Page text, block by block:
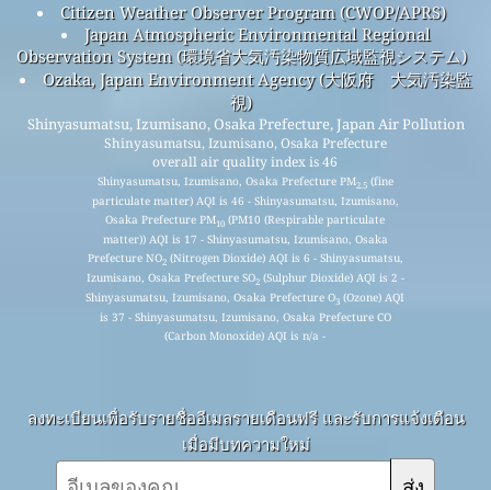
Citizen Weather Observer Program (CWOP/APRS)
Japan Atmospheric Environmental Regional
Observation System (環境省大気汚染物質広域監視システム)
Ozaka, Japan Environment Agency (大阪府 大気汚染監
視)
Shinyasumatsu, Izumisano, Osaka Prefecture, Japan Air Pollution
Shinyasumatsu, Izumisano, Osaka Prefecture
overall air quality index is 46
Shinyasumatsu, Izumisano, Osaka Prefecture PM2.5(fine
particulate matter) AQI is 46 - Shinyasumatsu, Izumisano,
Osaka Prefecture PM10 (PM10 (Respirable particulate
matter)) AQI is 17 - Shinyasumatsu, Izumisano, Osaka
Prefecture NO2(Nitrogen Dioxide) AQI is 6 - Shinyasumatsu,
Izumisano, Osaka Prefecture SO2(Sulphur Dioxide) AQI is 2 -
Shinyasumatsu, Izumisano, Osaka Prefecture O3 (Ozone) AQI
is 37 - Shinyasumatsu, Izumisano, Osaka Prefecture CO
(Carbon Monoxide) AQI is n/a -
ลงทะเบียนเพื่อรับรายชื่ออีเมลรายเดือนฟรี และรับการแจ้งเตือน
เมื่อมีบทความใหม่